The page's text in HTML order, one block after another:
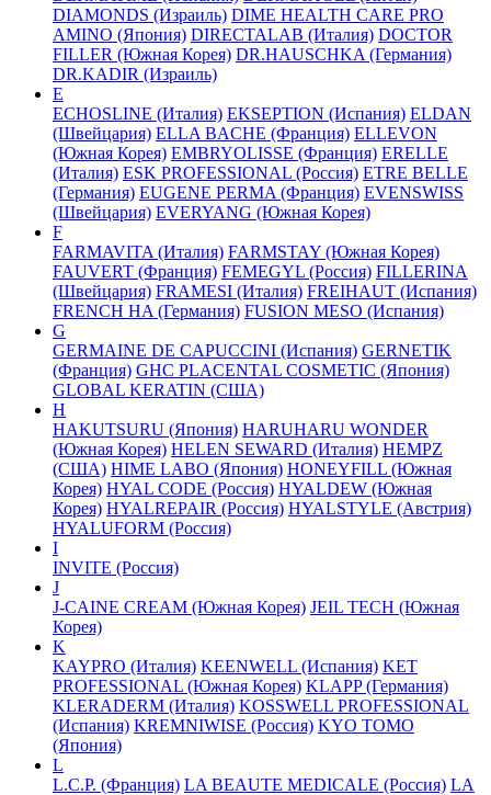
DIAMONDS (Израиль) DIME HEALTH CARE PRO
AMINO (Япония) DIRECTALAB (Италия) DOCTOR
FILLER (Южная Корея) DR.HAUSCHKA (Германия)
DR.KADIR (Израиль)
E
ECHOSLINE (Италия) EKSEPTION (Испания) ELDAN
(Швейцария) ELLA BACHE (Франция) ELLEVON
(Южная Корея) EMBRYOLISSE (Франция) ERELLE
(Италия) ESK PROFESSIONAL (Россия) ETRE BELLE
(Германия) EUGENE PERMA (Франция) EVENSWISS
(Швейцария) EVERYANG (Южная Корея)
F
FARMAVITA (Италия) FARMSTAY (Южная Корея)
FAUVERT (Франция) FEMEGYL (Россия) FILLERINA
(Швейцария) FRAMESI (Италия) FREIHAUT (Испания)
FRENCH HA (Германия) FUSION MESO (Испания)
G
GERMAINE DE CAPUCCINI (Испания) GERNETIK
(Франция) GHC PLACENTAL COSMETIC (Япония)
GLOBAL KERATIN (США)
H
HAKUTSURU (Япония) HARUHARU WONDER
(Южная Корея) HELEN SEWARD (Италия) HEMPZ
(США) HIME LABO (Япония) HONEYFILL (Южная
Корея) HYAL CODE (Россия) HYALDEW (Южная
Корея) HYALREPAIR (Россия) HYALSTYLE (Австрия)
HYALUFORM (Россия)
I
INVITE (Россия)
J
J-CAINE CREAM (Южная Корея) JEIL TECH (Южная
Корея)
K
KAYPRO (Италия) KEENWELL (Испания) KET
PROFESSIONAL (Южная Корея) KLAPP (Германия)
KLERADERM (Италия) KOSSWELL PROFESSIONAL
(Испания) KREMNIWISE (Россия) KYO TOMO
(Япония)
L
L.C.P. (Франция) LA BEAUTE MEDICALE (Россия) LA